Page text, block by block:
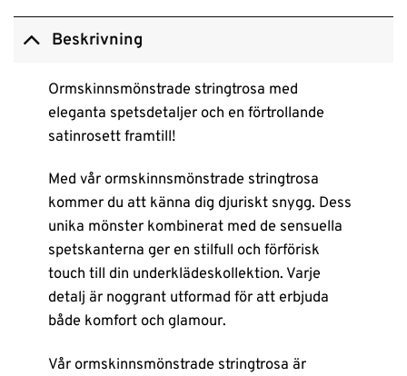
Beskrivning
Ormskinnsmönstrade stringtrosa med
eleganta spetsdetaljer och en förtrollande
satinrosett framtill!
Med vår ormskinnsmönstrade stringtrosa
kommer du att känna dig djuriskt snygg. Dess
unika mönster kombinerat med de sensuella
spetskanterna ger en stilfull och förförisk
touch till din underklädeskollektion. Varje
detalj är noggrant utformad för att erbjuda
både komfort och glamour.
Vår ormskinnsmönstrade stringtrosa är